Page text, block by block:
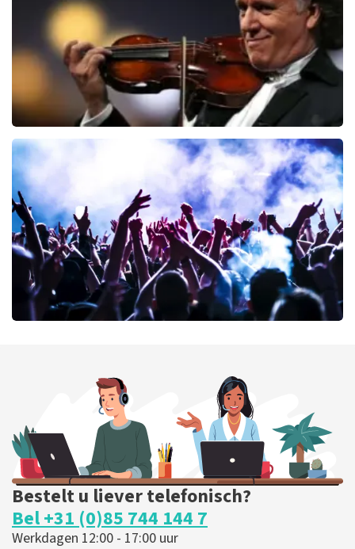
BESTEL NU
BESTEL NU
BESTEL NU
Bestelt u liever telefonisch?
Bel +31 (0)85 744 144 7
Werkdagen 12:00 - 17:00 uur